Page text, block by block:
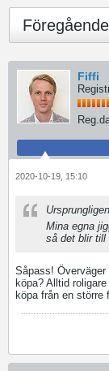
Föregående
Fiffi
2020-10-19, 15:10
Mina egna
så det blir till
Såpass!
köpa? Alltid
köpa från en större